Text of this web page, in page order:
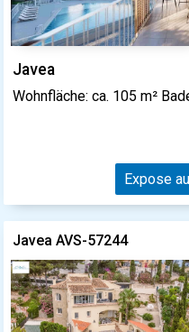
Javea
Wohnfläche: ca. 105 m²
Expose
Javea AVS-57244